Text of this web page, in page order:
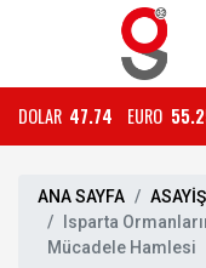
DOLAR 47.74 EURO
ANA SAYFA
ASAYİŞ
Isparta
Mücadele Hamlesi